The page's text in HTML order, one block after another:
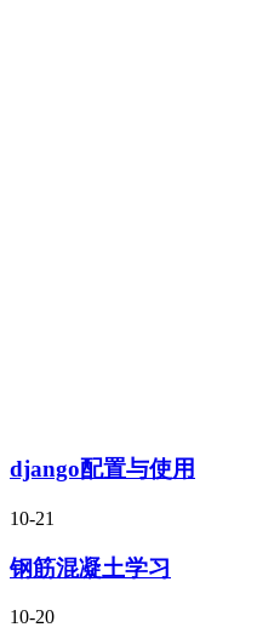
django配置与使用
10-21
钢筋混凝土学习
10-20